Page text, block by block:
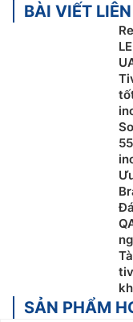
BÀI VIẾT
SẢN PHẨM